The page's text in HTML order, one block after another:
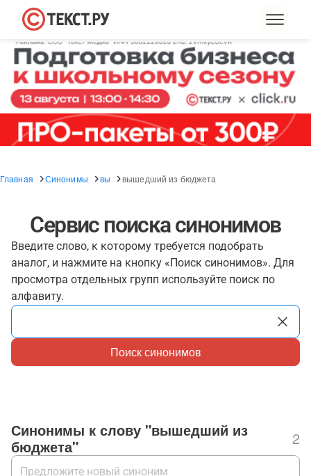
Главная Синонимы вы вышедший из бюджета
Сервис поиска синонимов
Введите слово, к которому требуется подобрать
аналог, и нажмите на кнопку «Поиск синонимов». Для
просмотра отдельных групп используйте поиск по
алфавиту.
Поиск синонимов
Синонимы к слову "вышедший из
бюджета"
2